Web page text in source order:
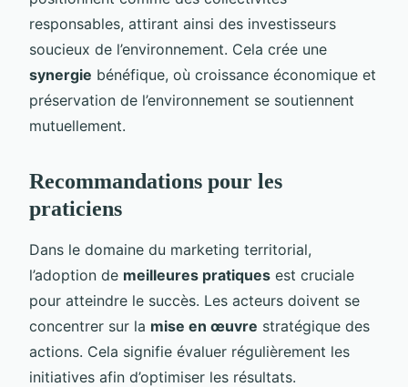
responsables, attirant ainsi des investisseurs
soucieux de l’environnement. Cela crée une
synergie bénéfique, où croissance économique et
préservation de l’environnement se soutiennent
mutuellement.
Recommandations pour les
praticiens
Dans le domaine du marketing territorial,
l’adoption de meilleures pratiques est cruciale
pour atteindre le succès. Les acteurs doivent se
concentrer sur la mise en œuvre stratégique des
actions. Cela signifie évaluer régulièrement les
initiatives afin d’optimiser les résultats.